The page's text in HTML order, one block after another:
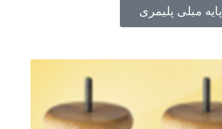
پایه مبلی پلیمری